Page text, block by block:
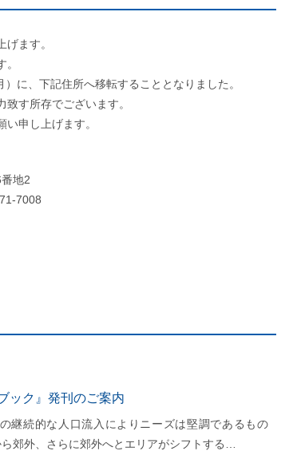
ます。
に、下記住所へ移転することとなりました。
す所存でございます。
申し上げます。
地2
7008
ック』発刊のご案内
継続的な人口流入によりニーズは堅調であるもの
郊外、さらに郊外へとエリアがシフトする…